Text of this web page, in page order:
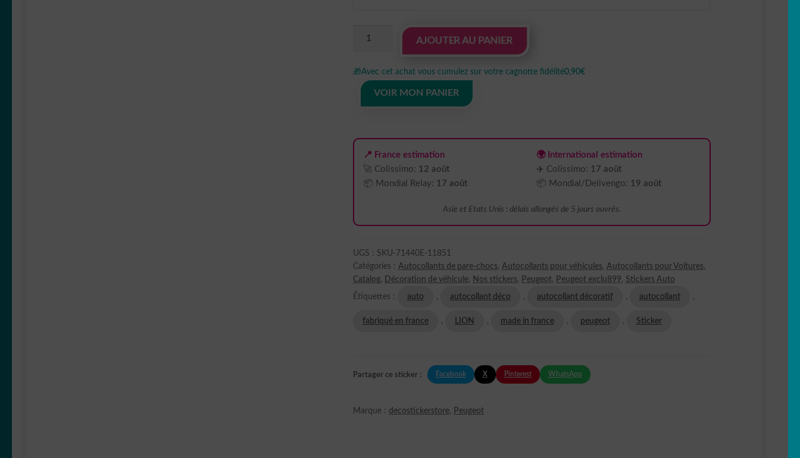
autocollant
Peugeot
205
V1
AJOUTER AU PANIER
🎁Avec cet achat vous cumulez sur votre cagnotte fidélité0,90€
VOIR MON PANIER
📍 France estimation
🚀 Colissimo: 12 août
📦 Mondial Relay: 17 août
🌍 International estimation
✈️ Colissimo: 17 août
📦 Mondial/Delivengo: 19 août
Asie et Etats Unis : délais allongés de 5 jours ouvrés.
UGS : SKU-71440E-11851
Catégories : Autocollants de pare-chocs, Autocollants pour véhicules, Autocollants pour Voitures,
Catalog, Décoration de véhicule, Nos stickers, Peugeot, Peugeot exclu899, Stickers Auto
Étiquettes : auto , autocollant déco , autocollant décoratif , autocollant ,
fabriqué en france , LION , made in france , peugeot , Sticker
Partager ce sticker : Facebook X Pinterest WhatsApp
Marque : decostickerstore, Peugeot